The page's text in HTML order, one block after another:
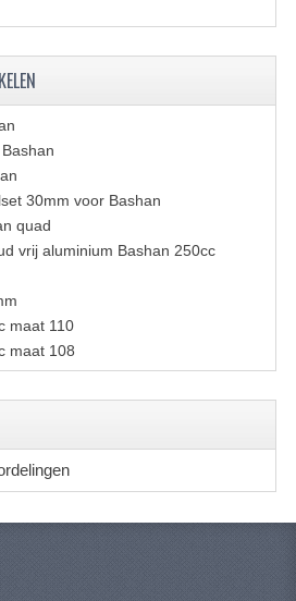
REM SYSTEEM
SCHOKBREKERS
STUUR INRICHTING
VERLICHTING
WIEL OPHANGING
WIELEN EN BANDEN
SEGWAY QUADS
VELGEN & BANDEN
10 INCH VELGEN
30mm voor Bashan
quad
vrij aluminium Bashan 250cc
maat 110
maat 108